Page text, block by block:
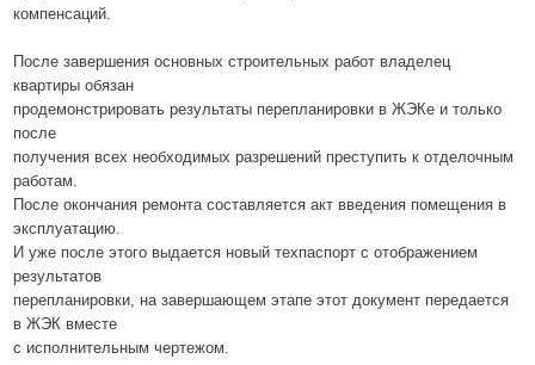
компенсаций.
После завершения основных строительных работ владелец
квартиры обязан
продемонстрировать результаты перепланировки в ЖЭКе и только
после
получения всех необходимых разрешений преступить к отделочным
работам.
После окончания ремонта составляется акт введения помещения в
эксплуатацию.
И уже после этого выдается новый техпаспорт с отображением
результатов
перепланировки, на завершающем этапе этот документ передается
в ЖЭК вместе
с исполнительным чертежом.